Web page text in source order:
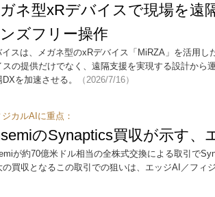
ネ型xRデバイスで現場を遠
ズフリー操作
イスは、メガネ型のxRデバイス「MiRZA」を活用し
の提供だけでなく、遠隔支援を実現する設計から
を加速させる。
（2026/7/16）
ジカルAIに重点：
のSynaptics買収が示す、
が約70億米ドル相当の全株式交換による取引で
買収となるこの取引での狙いは、エッジAI／フィ